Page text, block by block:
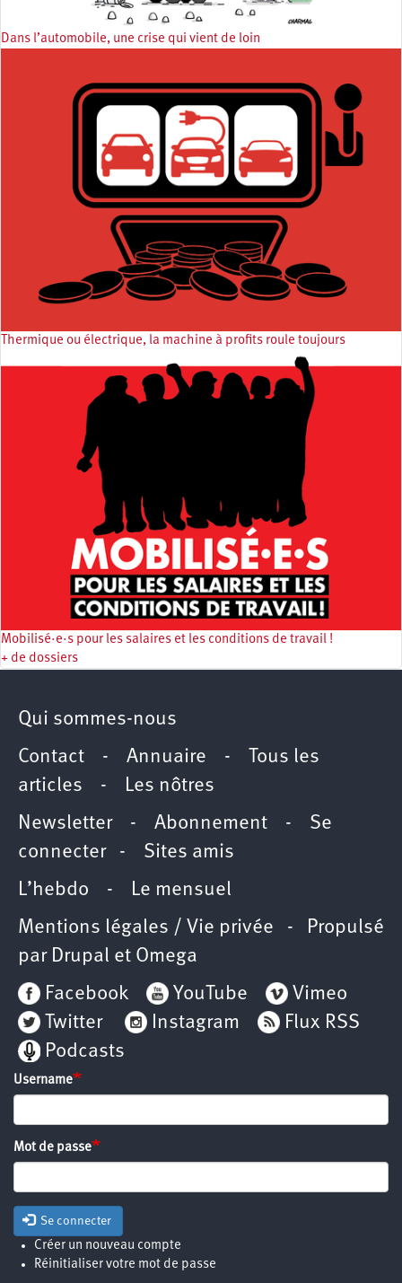
Dans l’automobile, une crise qui vient de loin
Thermique ou électrique, la machine à profits roule toujours
Mobilisé·e·s pour les salaires et les conditions de travail !
+ de dossiers
Qui sommes-nous
Contact - Annuaire -
Tous les
articles - Les nôtres
Newsletter- Abonnement - Se
connecter- Sites amis
L’hebdo - Le mensuel
Mentions légales / Vie privée - Propulsé
par Drupal et Omega
Facebook
YouTube
Vimeo
Twitter
Instagram
Flux RSS
Podcasts
Username
Mot de passe
Se connecter
Créer un nouveau compte
Réinitialiser votre mot de passe